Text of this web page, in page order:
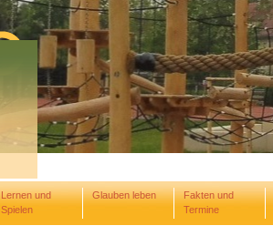
Lernen und
Spielen
Glauben leben
Fakten und
Termine